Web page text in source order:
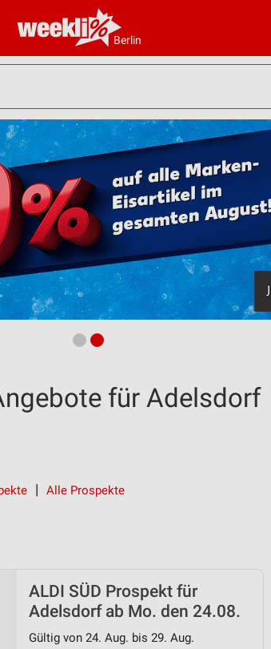
Berlin
für Adelsdorf
Alle Prospekte
ALDI SÜD Prospekt für
Adelsdorf ab Mo. den 24.08.
Gültig von 24. Aug. bis 29. Aug.